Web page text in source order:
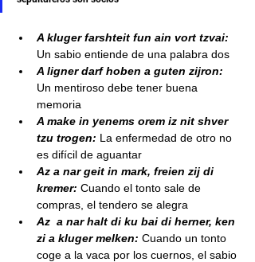
A kluger farshteit fun ain vort tzvai:
Un sabio entiende de una palabra dos
A ligner darf hoben a guten zijron:
Un mentiroso debe tener buena
memoria
A make in yenems orem iz nit shver
tzu trogen: La enfermedad de otro no
es difícil de aguantar
Az a nar geit in mark, freien zij di
kremer: Cuando el tonto sale de
compras, el tendero se alegra
Az  a nar halt di ku bai di herner, ken
zi a kluger melken: Cuando un tonto
coge a la vaca por los cuernos, el sabio